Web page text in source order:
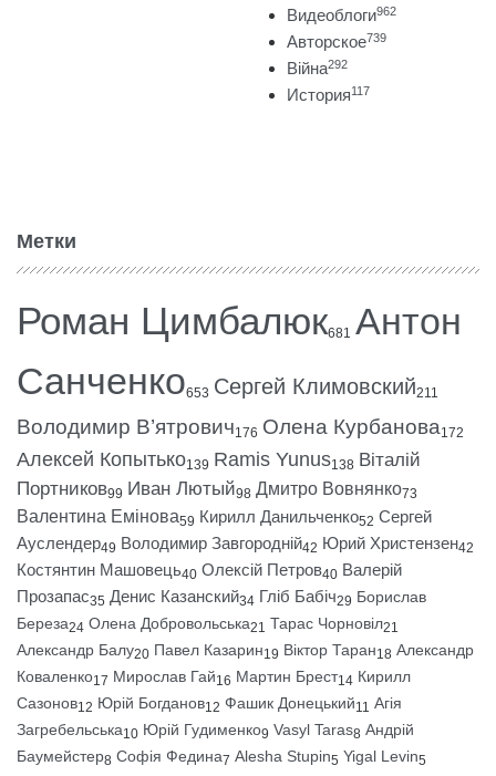
Видеоблоги962
Авторское739
Війна292
История117
Метки
Роман Цимбалюк681 Антон
Санченко653 Сергей Климовский211
Володимир В’ятрович176 Олена Курбанова172
Алексей Копытько139 Ramis Yunus138 Віталій
Портников99 Иван Лютый98 Дмитро Вовнянко73
Валентина Емінова59 Кирилл Данильченко52 Сергей
Ауслендер49 Володимир Завгородній42 Юрий Христензен42
Костянтин Машовець40 Олексій Петров40 Валерій
Прозапас35 Денис Казанский34 Гліб Бабіч29 Борислав
Береза24 Олена Добровольська21 Тарас Чорновіл21
Александр Балу20 Павел Казарин19 Віктор Таран18 Александр
Коваленко17 Мирослав Гай16 Мартин Брест14 Кирилл
Сазонов12 Юрій Богданов12 Фашик Донецький11 Агія
Загребельська10 Юрій Гудименко9 Vasyl Taras8 Андрій
Баумейстер8 Софія Федина7 Alesha Stupin5 Yigal Levin5